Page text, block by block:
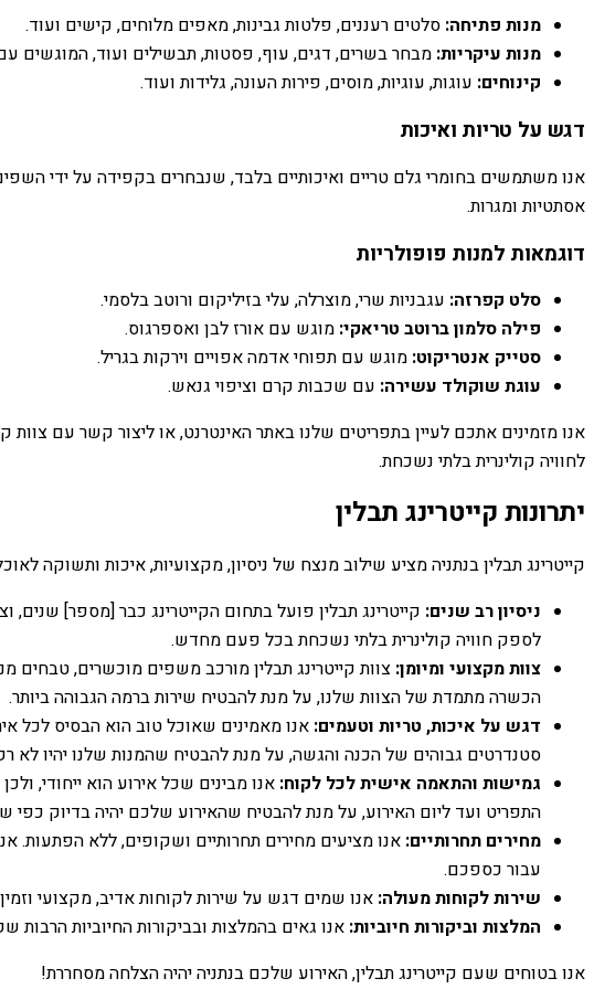
מנות פתיחה: סלטים רעננים, פלטות גבינות, מאפים מלוחים, קישים ועוד.
מנות עיקריות: מבחר בשרים, דגים, עוף, פסטות, תבשילים ועוד, המוגשים
קינוחים: עוגות, עוגיות, מוסים, פירות העונה, גלידות ועוד.
דגש על טריות ואיכות
אנו משתמשים בחומרי גלם טריים ואיכותיים בלבד, שנבחרים בקפידה על ידי
אסתטיות ומגרות.
דוגמאות למנות פופולריות
סלט קפרזה: עגבניות שרי, מוצרלה, עלי בזיליקום ורוטב בלסמי.
פילה סלמון ברוטב טריאקי: מוגש עם אורז לבן ואספרגוס.
סטייק אנטריקוט: מוגש עם תפוחי אדמה אפויים וירקות בגריל.
עוגת שוקולד עשירה: עם שכבות קרם וציפוי גנאש.
אנו מזמינים אתכם לעיין בתפריטים שלנו באתר האינטרנט, או ליצור קשר עם
לחוויה קולינרית בלתי נשכחת.
יתרונות קייטרינג תבלין
קייטרינג תבלין בנתניה מציע שילוב מנצח של ניסיון, מקצועיות, איכות ותשוקה
ניסיון רב שנים: קייטרינג תבלין פועל בתחום הקייטרינג כבר [מספר] שנים,
לספק חוויה קולינרית בלתי נשכחת בכל פעם מחדש.
צוות מקצועי ומיומן: צוות קייטרינג תבלין מורכב משפים מוכשרים, טבחים
הכשרה מתמדת של הצוות שלנו, על מנת להבטיח שירות ברמה הגבוהה ביותר.
דגש על איכות, טריות וטעמים: אנו מאמינים שאוכל טוב הוא הבסיס לכל
סטנדרטים גבוהים של הכנה והגשה, על מנת להבטיח שהמנות שלנו יהיו לא
גמישות והתאמה אישית לכל לקוח: אנו מבינים שכל אירוע הוא ייחודי,
התפריט ועד ליום האירוע, על מנת להבטיח שהאירוע שלכם יהיה בדיוק כפי
מחירים תחרותיים: אנו מציעים מחירים תחרותיים ושקופים, ללא הפתעות.
עבור כספכם.
שירות לקוחות מעולה: אנו שמים דגש על שירות לקוחות אדיב, מקצועי
המלצות וביקורות חיוביות: אנו גאים בהמלצות ובביקורות החיוביות
אנו בטוחים שעם קייטרינג תבלין, האירוע שלכם בנתניה יהיה הצלחה מסחררת!